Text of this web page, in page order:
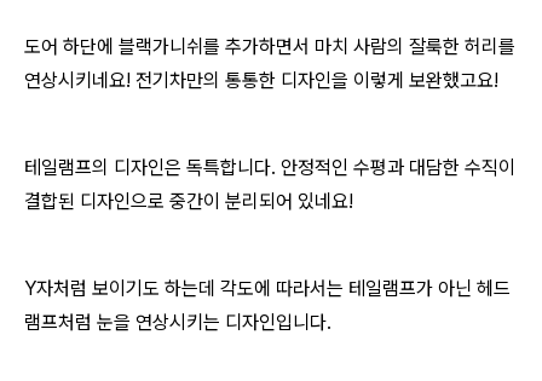
도어 하단에 블랙가니쉬를 추가하면서 마치 사람의 잘룩한 허리를
연상시키네요! 전기차만의 통통한 디자인을 이렇게 보완했고요!
테일램프의 디자인은 독특합니다. 안정적인 수평과 대담한 수직이
결합된 디자인으로 중간이 분리되어 있네요!
Y자처럼 보이기도 하는데 각도에 따라서는 테일램프가 아닌 헤드
램프처럼 눈을 연상시키는 디자인입니다.